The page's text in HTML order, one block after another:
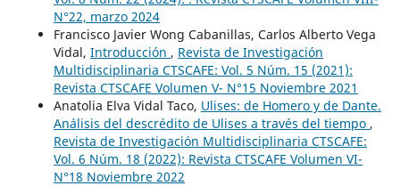
N°22, marzo 2024
Francisco Javier Wong Cabanillas, Carlos Alberto Vega
Vidal, Introducción , Revista de Investigación
Multidisciplinaria CTSCAFE: Vol. 5 Núm. 15 (2021):
Revista CTSCAFE Volumen V- N°15 Noviembre 2021
Anatolia Elva Vidal Taco, Ulises: de Homero y de Dante.
Análisis del descrédito de Ulises a través del tiempo ,
Revista de Investigación Multidisciplinaria CTSCAFE:
Vol. 6 Núm. 18 (2022): Revista CTSCAFE Volumen VI-
N°18 Noviembre 2022